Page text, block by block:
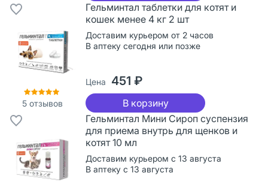
5 отзывов
Гельминтал таблетки для котят и
кошек менее 4 кг 2 шт
Доставим курьером от 2 часов
В аптеку сегодня или позже
Цена 451 ₽
В корзину
Гельминтал Мини Сироп суспензия
для приема внутрь для щенков и
котят 10 мл
Доставим курьером с 13 августа
В аптеку с 13 августа